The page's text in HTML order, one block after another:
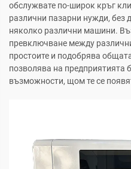
обслужвате по-широк кръг
различни пазарни нужди, без
няколко различни машини.
превключване между
простоите и подобрява
позволява на предприятията
възможности, щом те се